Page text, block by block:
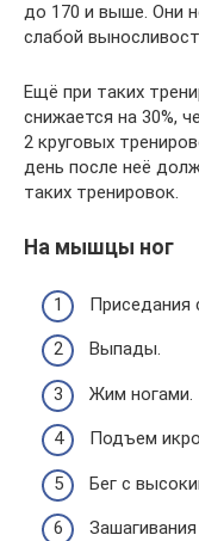
до 170 и выше. Они
слабой
Ещё при таких
снижается на 30%,
2 круговых
день после неё
таких тренировок.
На мышцы ног
Приседания
Выпады.
Жим ногами.
Подъем
Бег с